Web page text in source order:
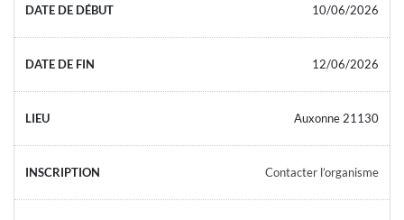
10/06/2026
12/06/2026
Auxonne 21130
Contacter l’organisme